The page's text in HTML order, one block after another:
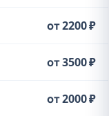
от 2200 ₽
от 3500 ₽
от 2000 ₽